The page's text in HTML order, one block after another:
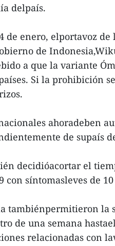
delpaís.
de enero, elportavoz de
de
a que la variante
Si la prohibición
ahoradeben
de supaís
decidióacortar el
con síntomasleves de
tambiénpermitieron la
de una semana
relacionadas con